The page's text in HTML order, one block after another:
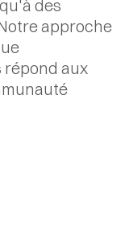
des
approche
aux